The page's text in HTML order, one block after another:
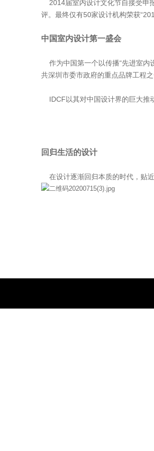
2014届室内设计文化节自接受申
评。最终仅有50家设计机构荣获
中国室内设计第一盛会
作为中国第一个以传播“先进室内
共深圳市委市政府的重点品牌工程之
IDCF以其对中国设计界的巨大推
回归生活的设计
在设计逐渐回归本质的时代，贴近